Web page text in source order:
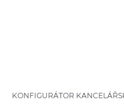
KONFIGURÁTOR